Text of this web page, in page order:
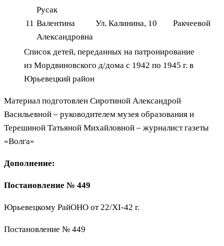
11
Русак
Валентина
Александровна
Ул. Калинина, 10 Ракчеевой
Список детей, переданных на патронирование
из Мордвиновского д/дома с 1942 по 1945 г. в
Юрьевецкий район
Материал подготовлен Сиротиной Александрой
Васильевной – руководителем музея образования и
Терешиной Татьяной Михайловной – журналист газеты
«Волга»
Дополнение:
Постановление № 449
Юрьевецкому РайОНО от 22/XI-42 г.
Постановление № 449